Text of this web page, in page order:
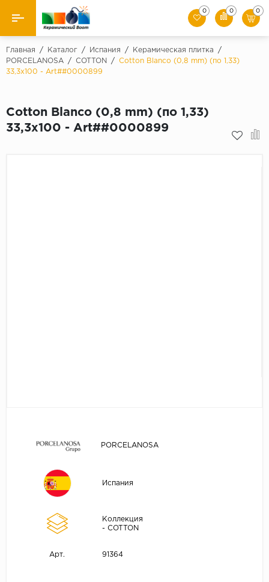
Назад
Производители
Керамогранит
0 0 0
Главная / Каталог / Испания / Керамическая плитка
/
PORCELANOSA
/ COTTON /
Cotton Blanco (0,8 mm) (по 1,33)
33,3x100 - Art##0000899
Cotton Blanco (0,8 mm) (по 1,33)
33,3x100 - Art##0000899
PORCELANOSA
Испания
Коллекция
- COTTON
Арт. 91364